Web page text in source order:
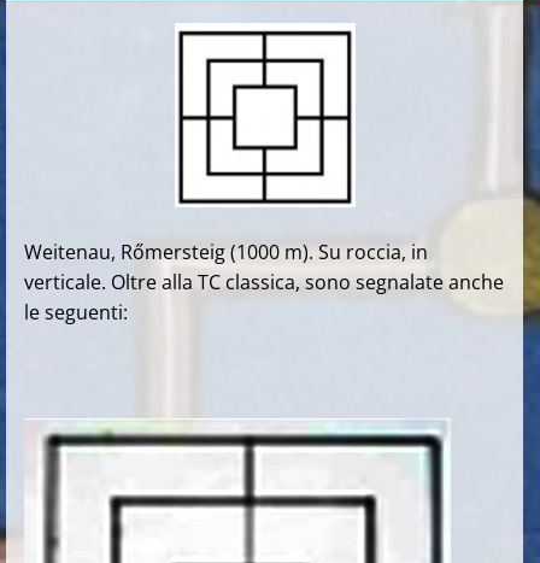
Weitenau, Rőmersteig (1000 m). Su roccia, in
verticale. Oltre alla TC classica, sono segnalate anche
le seguenti: